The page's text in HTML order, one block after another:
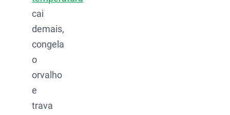
cai
demais,
congela
o
orvalho
e
trava